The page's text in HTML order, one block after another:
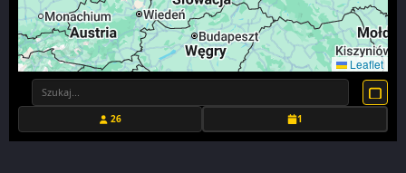
Leaflet
26 1